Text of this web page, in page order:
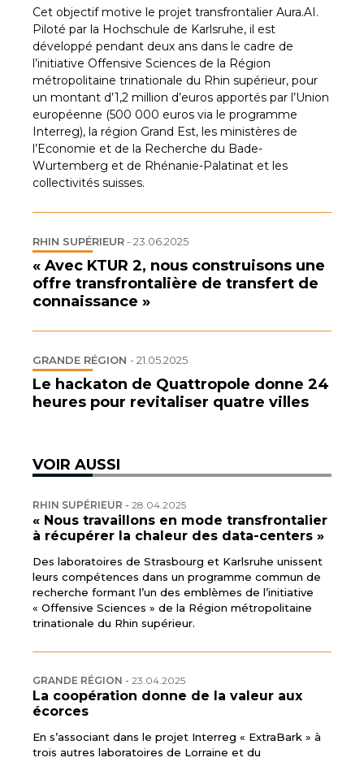
Cet objectif motive le projet transfrontalier Aura.AI.
Piloté par la Hochschule de Karlsruhe, il est
développé pendant deux ans dans le cadre de
l’initiative Offensive Sciences de la Région
métropolitaine trinationale du Rhin supérieur, pour
un montant d’1,2 million d’euros apportés par l’Union
européenne (500 000 euros via le programme
Interreg), la région Grand Est, les ministères de
l’Economie et de la Recherche du Bade-
Wurtemberg et de Rhénanie-Palatinat et les
collectivités suisses.
RHIN SUPÉRIEUR-23.06.2025
« Avec KTUR 2, nous construisons une
offre transfrontalière de transfert de
connaissance »
GRANDE RÉGION -21.05.2025
Le hackaton de Quattropole donne 24
heures pour revitaliser quatre villes
VOIR AUSSI
RHIN SUPÉRIEUR - 28.04.2025
« Nous travaillons en mode transfrontalier
à récupérer la chaleur des data-centers »
Des laboratoires de Strasbourg et Karlsruhe unissent
leurs compétences dans un programme commun de
recherche formant l’un des emblèmes de l’initiative
« Offensive Sciences » de la Région métropolitaine
trinationale du Rhin supérieur.
GRANDE RÉGION - 23.04.2025
La coopération donne de la valeur aux
écorces
En s’associant dans le projet Interreg « ExtraBark » à
trois autres laboratoires de Lorraine et du